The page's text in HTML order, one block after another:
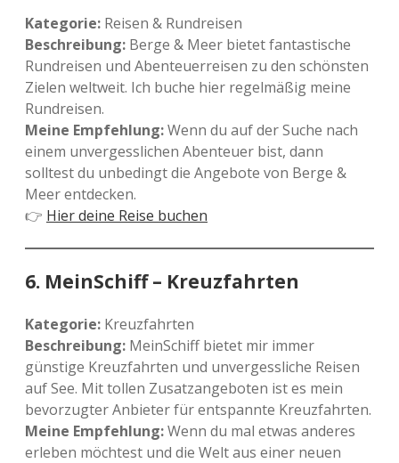
Kategorie: Reisen & Rundreisen
Beschreibung: Berge & Meer bietet fantastische
Rundreisen und Abenteuerreisen zu den schönsten
Zielen weltweit. Ich buche hier regelmäßig meine
Rundreisen.
Meine Empfehlung:Wenn du auf der Suche nach
einem unvergesslichen Abenteuer bist, dann
solltest du unbedingt die Angebote von Berge &
Meer entdecken.
👉 Hier deine Reise buchen
6. MeinSchiff – Kreuzfahrten
Kategorie: Kreuzfahrten
Beschreibung: MeinSchiff bietet mir immer
günstige Kreuzfahrten und unvergessliche Reisen
auf See. Mit tollen Zusatzangeboten ist es mein
bevorzugter Anbieter für entspannte Kreuzfahrten.
Meine Empfehlung:Wenn du mal etwas anderes
erleben möchtest und die Welt aus einer neuen